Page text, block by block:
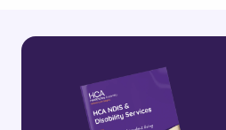
كنا نقدم الخدمة في